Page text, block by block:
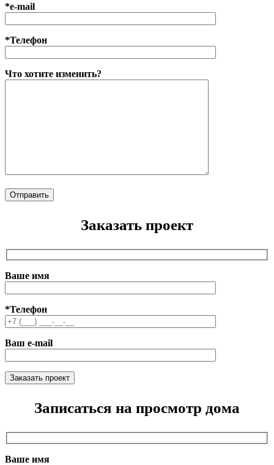
*e-mail
*Телефон
Что хотите изменить?
Заказать проект
Ваше имя
*Телефон
Ваш e-mail
Записаться на просмотр дома
Ваше имя